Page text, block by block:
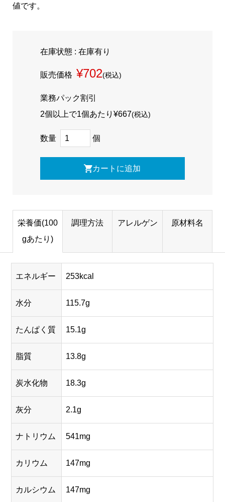
値です。
在庫状態 : 在庫有り
販売価格 ¥702(税込)
業務パック割引
2個以上で1個あたり ¥667(税込)
数量 個
栄養価(100
gあたり)
調理方法 アレルゲン 原材料名
エネルギー 253kcal
水分 115.7g
たんぱく質 15.1g
脂質 13.8g
炭水化物 18.3g
灰分 2.1g
ナトリウム 541mg
カリウム 147mg
カルシウム 147mg